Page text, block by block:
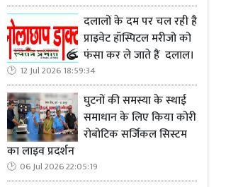
दलालों के दम पर चल रही है
प्राइवेट हॉस्पिटल मरीजो को
फंसा कर ले जाते हैं दलाल।
12 Jul 2026 18:59:34
घुटनों की समस्या के स्थाई
समाधान के लिए किया कोरी
रोबोटिक सर्जिकल सिस्टम
का लाइव प्रदर्शन
06 Jul 2026 22:05:19